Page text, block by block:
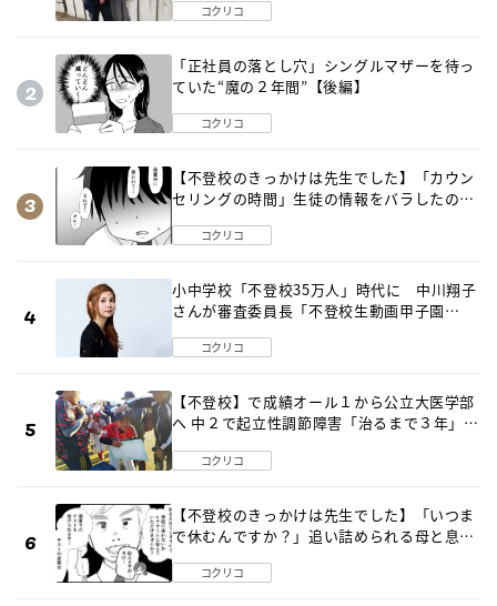
コクリコ
「正社員の落とし穴」シングルマザーを待っ
ていた“魔の２年間”【後編】
コクリコ
【不登校のきっかけは先生でした】「カウン
セリングの時間」生徒の情報をバラしたの
コクリコ
小中学校「不登校35万人」時代に 中川翔子
さんが審査委員長「不登校生動画甲子園
コクリコ
【不登校】で成績オール１から公立大医学部
へ 中２で起立性調節障害「治るまで３年」の
コクリコ
【不登校のきっかけは先生でした】「いつま
で休むんですか？」追い詰められる母と息子
コクリコ